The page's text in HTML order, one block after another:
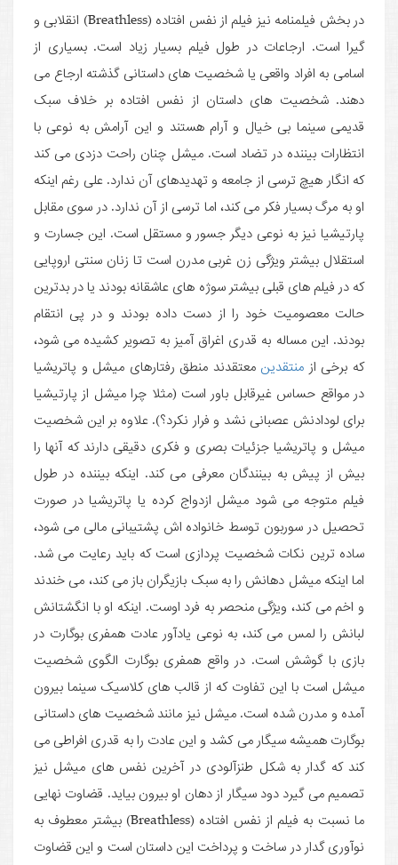
در بخش فیلمنامه نیز فیلم از نفس افتاده (Breathless) انقلابی و
گیرا است. ارجاعات در طول فیلم بسیار زیاد است. بسیاری از
اسامی به افراد واقعی یا شخصیت های داستانی گذشته ارجاع می
دهند. شخصیت های داستان از نفس افتاده بر خلاف سبک
قدیمی سینما بی خیال و آرام هستند و این آرامش به نوعی با
انتظارات بیننده در تضاد است. میشل چنان راحت دزدی می کند
که انگار هیچ ترسی از جامعه و تهدیدهای آن ندارد. علی رغم اینکه
او به مرگ بسیار فکر می کند، اما ترسی از آن ندارد. در سوی مقابل
پارتیشیا نیز به نوعی دیگر جسور و مستقل است. این جسارت و
استقلال بیشتر ویژگی زن غربی مدرن است تا زنان سنتی اروپایی
که در فیلم های قبلی بیشتر سوژه های عاشقانه بودند یا در بدترین
حالت معصومیت خود را از دست داده بودند و در پی انتقام
بودند. این مساله به قدری اغراق آمیز به تصویر کشیده می شود،
که برخی از منتقدین معتقدند منطق رفتارهای میشل و پاتریشیا
در مواقع حساس غیرقابل باور است (مثلا چرا میشل از پارتیشیا
برای لودادنش عصبانی نشد و فرار نکرد؟). علاوه بر این شخصیت
میشل و پاتریشیا جزئیات بصری و فکری دقیقی دارند که آنها را
بیش از پیش به بینندگان معرفی می کند. اینکه بیننده در طول
فیلم متوجه می شود میشل ازدواج کرده یا پاتریشیا در صورت
تحصیل در سوربون توسط خانواده اش پشتیبانی مالی می شود،
ساده ترین نکات شخصیت پردازی است که باید رعایت می شد.
اما اینکه میشل دهانش را به سبک بازیگران باز می کند، می خندند
و اخم می کند، ویژگی منحصر به فرد اوست. اینکه او با انگشتانش
لبانش را لمس می کند، به نوعی یادآور عادت همفری بوگارت در
بازی با گوشش است. در واقع همفری بوگارت الگوی شخصیت
میشل است با این تفاوت که از قالب های کلاسیک سینما بیرون
آمده و مدرن شده است. میشل نیز مانند شخصیت های داستانی
بوگارت همیشه سیگار می کشد و این عادت را به قدری افراطی می
کند که گدار به شکل طنزآلودی در آخرین نفس های میشل نیز
تصمیم می گیرد دود سیگار از دهان او بیرون بیاید. قضاوت نهایی
ما نسبت به فیلم از نفس افتاده (Breathless) بیشتر معطوف به
نوآوری گدار در ساخت و پرداخت این داستان است و این قضاوت